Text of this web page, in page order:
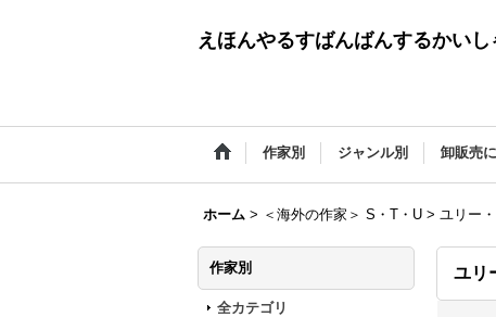
えほんやるすばんばんするかいし
作家別 ジャンル別 卸販売
ホーム > ＜海外の作家＞ S・T・U > ユリー
作家別
全カテゴリ
ユリ